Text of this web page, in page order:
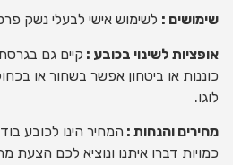
שימושים : לשימוש אישי לבעלי נשק
אופציות לשינוי בכובע : קיים גם
כוננות או ביטחון אפשר בשחור או
לוגו.
מחירים והנחות : המחיר הינו לכובע
כמויות דברו איתנו ונוציא לכם הצעת